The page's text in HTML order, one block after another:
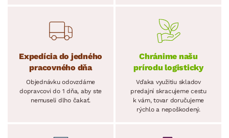
Expedícia do jedného
pracovného dňa
Objednávku odovzdáme
dopravcovi do 1 dňa, aby ste
nemuseli dlho čakať.
Chránime našu
prírodu logisticky
Vďaka využitiu skladov
predajní skracujeme cestu
k vám, tovar doručujeme
rýchlo a nepoškodený.